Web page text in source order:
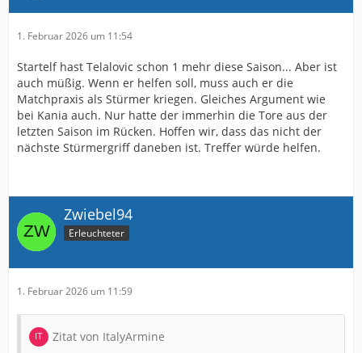
1. Februar 2026 um 11:54
Startelf hast Telalovic schon 1 mehr diese Saison... Aber ist
auch müßig. Wenn er helfen soll, muss auch er die
Matchpraxis als Stürmer kriegen. Gleiches Argument wie
bei Kania auch. Nur hatte der immerhin die Tore aus der
letzten Saison im Rücken. Hoffen wir, dass das nicht der
nächste Stürmergriff daneben ist. Treffer würde helfen.
Zwiebel94
Erleuchteter
1. Februar 2026 um 11:59
Zitat von ItalyArmine